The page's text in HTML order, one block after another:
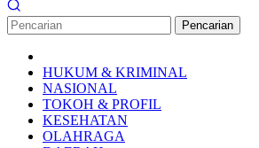
Pencarian
HUKUM & KRIMINAL
NASIONAL
TOKOH & PROFIL
KESEHATAN
OLAHRAGA